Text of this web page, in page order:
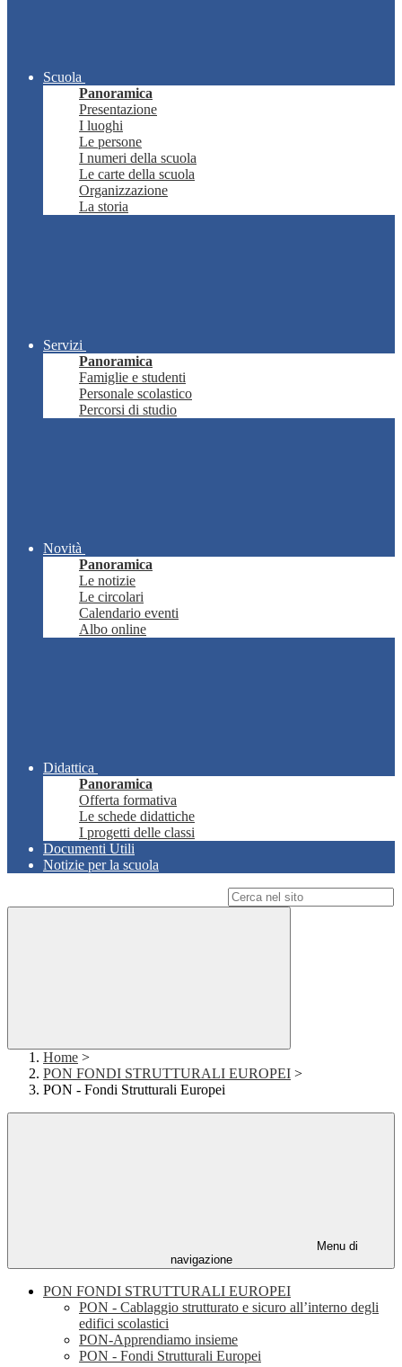
Scuola
Panoramica
Presentazione
I luoghi
Le persone
I numeri della scuola
Le carte della scuola
Organizzazione
La storia
Servizi
Panoramica
Famiglie e studenti
Personale scolastico
Percorsi di studio
Novità
Panoramica
Le notizie
Le circolari
Calendario eventi
Albo online
Didattica
Panoramica
Offerta formativa
Le schede didattiche
I progetti delle classi
Documenti Utili
Notizie per la scuola
Home >
PON FONDI STRUTTURALI EUROPEI >
PON - Fondi Strutturali Europei
Menu di
navigazione
PON FONDI STRUTTURALI EUROPEI
PON - Cablaggio strutturato e sicuro all’interno degli
edifici scolastici
PON-Apprendiamo insieme
PON - Fondi Strutturali Europei